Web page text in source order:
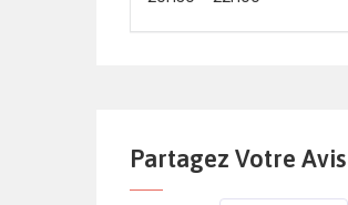
Partagez Votre